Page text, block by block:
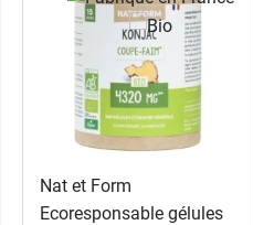
Nat et Form
Ecoresponsable gélules